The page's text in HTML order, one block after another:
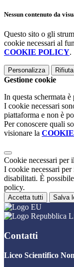
Nessun contenuto da
Questo sito o gli
cookie necessari al
COOKIE POLICY.
Personalizza
Gestione cookie
In questa schermata
I cookie necessari
piattaforma e non è
Per conoscere quali
visionare la
Cookie necessari per
I cookie necessari
disabilitati. È
policy.
Accetta tutti Salva
Contatti
Liceo Scientifico